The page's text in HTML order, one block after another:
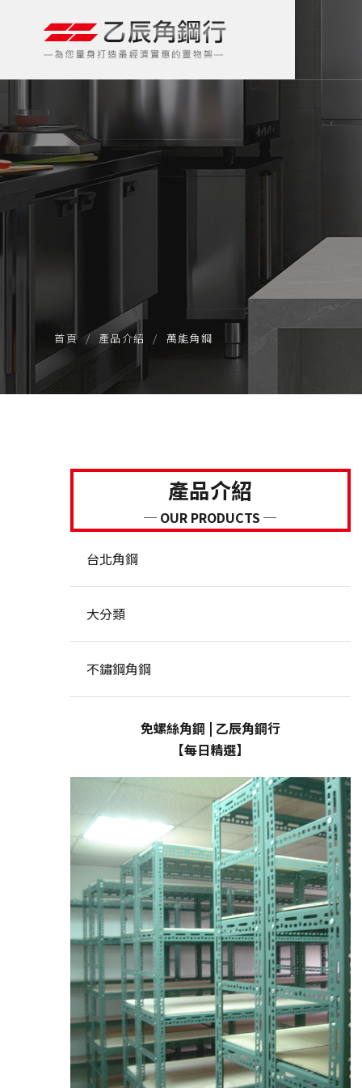
首頁 產品介紹 萬能角鋼
產品介紹
─ OUR PRODUCTS ─
台北角鋼
大分類
不鏽鋼角鋼
免螺絲角鋼 | 乙辰角鋼行
【每日精選】